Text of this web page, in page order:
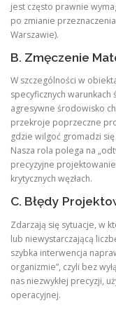
jest często prawnie
po zmianie
Warszawie).
B. Zmęczenie
W szczególności w
specyficznych
agresywne środowisko
przekroje poprzeczne
gdzie wilgoć gromadzi
Nasza rola polega na
precyzyjne
krytycznych węzłach.
C. Błędy
Zdarzają się sytuacje, w
lub niewystarczającą
szybka interwencja
organizmie”, czyli bez
nas niezwykłej precyzji,
operacyjnej.